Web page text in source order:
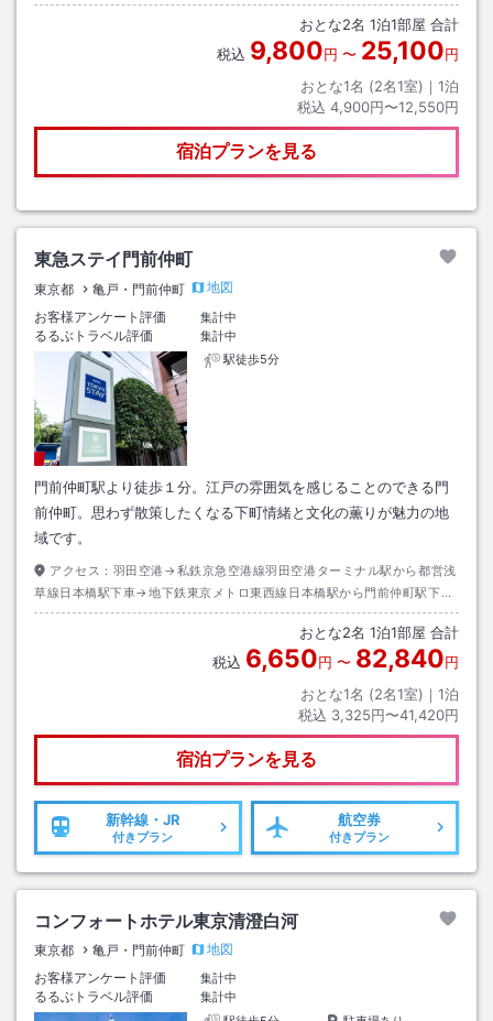
おとな2名 1泊1部屋 合計
税込 9,800円 〜 25,100円
おとな1名 (2名1室)｜ 1泊
税込 4,900円〜12,550円
宿泊プランを見る
東急ステイ門前仲町
東京都 亀戸・門前仲町
地図
お客様アンケート評価
集計中
るるぶトラベル評価
集計中
駅徒歩5分
門前仲町駅より徒歩１分。江戸の雰囲気を感じることのできる門
前仲町。思わず散策したくなる下町情緒と文化の薫りが魅力の地
域です。
アクセス： 羽田空港→私鉄京急空港線羽田空港ターミナル駅から都営浅
草線日本橋駅下車→地下鉄東京メトロ東西線日本橋駅から門前仲町駅下車
１出口→徒歩約３分
おとな2名 1泊1部屋 合計
税込 6,650円 〜 82,840円
おとな1名 (2名1室)｜ 1泊
税込 3,325円〜41,420円
宿泊プランを見る
新幹線・JR
付きプラン
航空券
付きプラン
コンフォートホテル東京清澄白河
東京都 亀戸・門前仲町
地図
お客様アンケート評価
集計中
るるぶトラベル評価
集計中